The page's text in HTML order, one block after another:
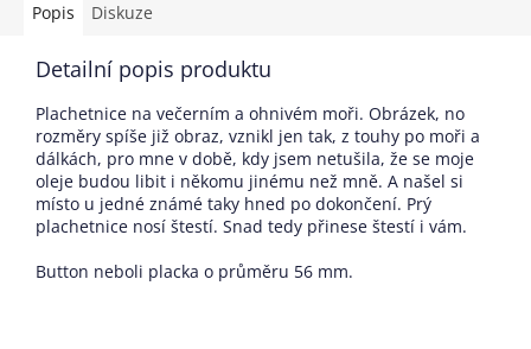
Popis Diskuze
Detailní popis produktu
Plachetnice na večerním a ohnivém moři. Obrázek, no
rozměry spíše již obraz, vznikl jen tak, z touhy po moři a
dálkách, pro mne v době, kdy jsem netušila, že se moje
oleje budou libit i někomu jinému než mně. A našel si
místo u jedné známé taky hned po dokončení. Prý
plachetnice nosí štestí. Snad tedy přinese štestí i vám.
Button neboli placka o průměru 56 mm.